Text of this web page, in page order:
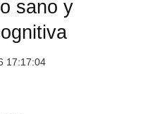
sano y
17:17:04